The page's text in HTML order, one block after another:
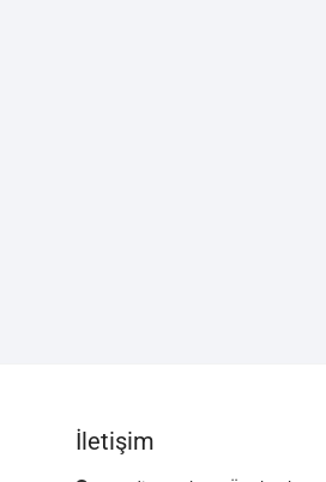
İletişim